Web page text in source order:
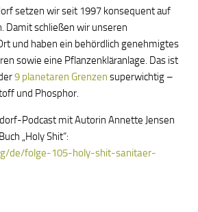
setzen wir seit 1997 konsequent auf
Damit schließen wir unseren
und haben ein behördlich genehmigtes
sowie eine Pflanzenkläranlage. Das ist
9 planetaren Grenzen superwichtig –
und Phosphor.
Podcast mit Autorin Annette Jensen
„Holy Shit“:
de/folge-105-holy-shit-sanitaer-